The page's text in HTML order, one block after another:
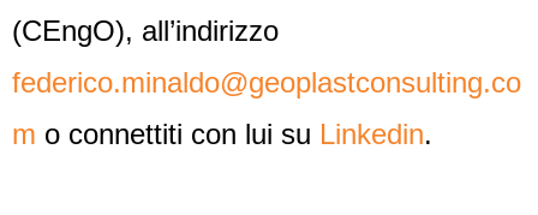
(CEngO), all’indirizzo
federico.minaldo@geoplastconsulting.co
m o connettiti con lui su Linkedin.